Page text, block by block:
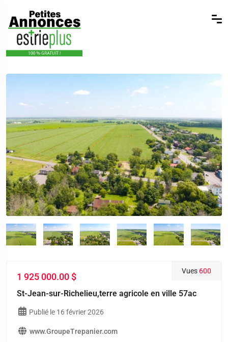
Vues 600
1 925 000.00 $
St-Jean-sur-Richelieu,terre agricole en ville 57ac
Publié le 16 février 2026
www.GroupeTrepanier.com